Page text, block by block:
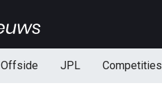
Offside JPL Competities